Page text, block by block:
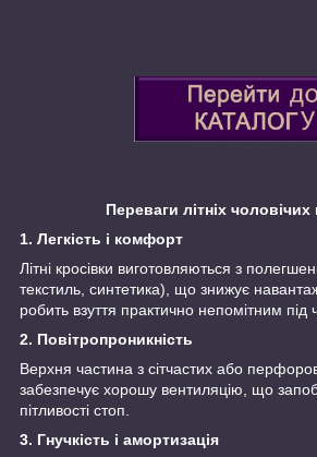
Переваги літніх чоловічих
1. Легкість і комфорт
Літні кросівки виготовляються з
текстиль, синтетика), що знижує
робить взуття практично непомітним під
2. Повітропроникність
Верхня частина з сітчастих або
забезпечує хорошу вентиляцію, що
пітливості стоп.
3. Гнучкість і амортизація